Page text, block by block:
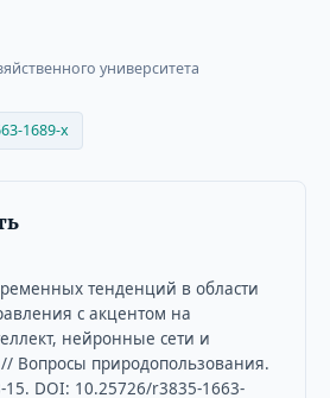
университета
1689-x
тенденций в области
с акцентом на
нейронные сети и
Вопросы природопользования.
DOI: 10.25726/r3835-1663-